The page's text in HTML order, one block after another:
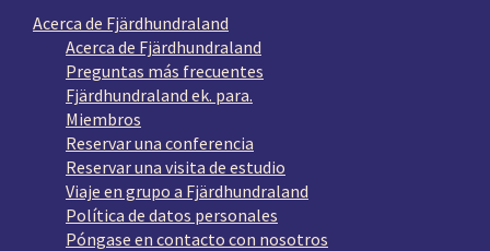
Acerca de Fjärdhundraland
Acerca de Fjärdhundraland
Preguntas más frecuentes
Fjärdhundraland ek. para.
Miembros
Reservar una conferencia
Reservar una visita de estudio
Viaje en grupo a Fjärdhundraland
Política de datos personales
Póngase en contacto con nosotros